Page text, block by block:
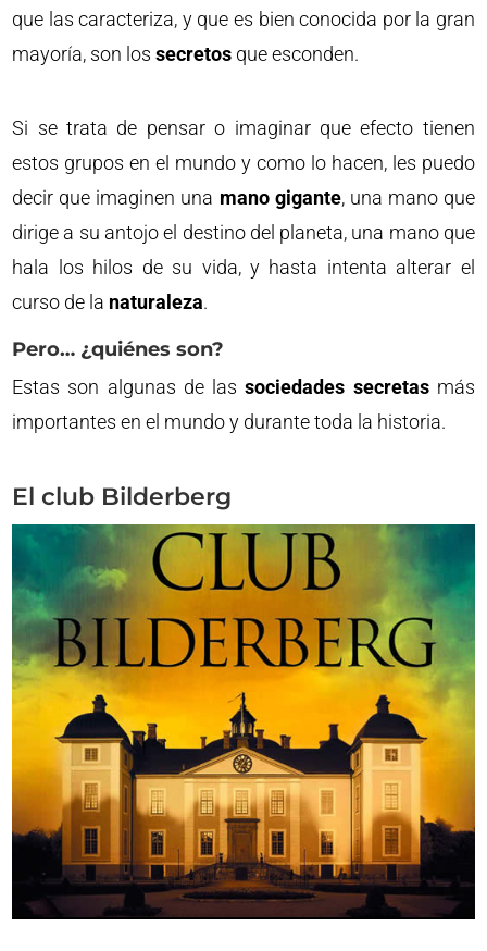
que las caracteriza, y que es bien conocida por la gran
mayoría, son lossecretos que esconden.
Si se trata de pensar o imaginar que efecto tienen
estos grupos en el mundo y como lo hacen, les puedo
decir que imaginen una mano gigante, una mano que
dirige a su antojo el destino del planeta, una mano que
hala los hilos de su vida, y hasta intenta alterar el
curso de la naturaleza.
Pero… ¿quiénes son?
Estas son algunas de lassociedades secretasmás
importantes en el mundo y durante toda la historia.
El club Bilderberg